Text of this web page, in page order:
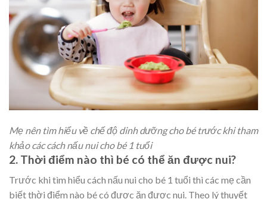
Mẹ nên tìm hiểu về chế độ dinh dưỡng cho bé trước khi tham
khảo các cách nấu nui cho bé 1 tuổi
2. Thời điểm nào thì bé có thể ăn được nui?
Trước khi tìm hiểu cách nấu nui cho bé 1 tuổi thì các mẹ cần
biết thời điểm nào bé có được ăn được nui. Theo lý thuyết